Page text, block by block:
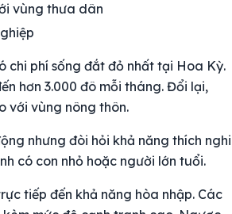
vùng thưa dân
chi phí sống đắt đỏ nhất tại Hoa Kỳ.
hơn 3.000 đô mỗi tháng. Đổi lại,
với vùng nông thôn.
nhưng đòi hỏi khả năng thích nghi
có con nhỏ hoặc người lớn tuổi.
tiếp đến khả năng hòa nhập. Các